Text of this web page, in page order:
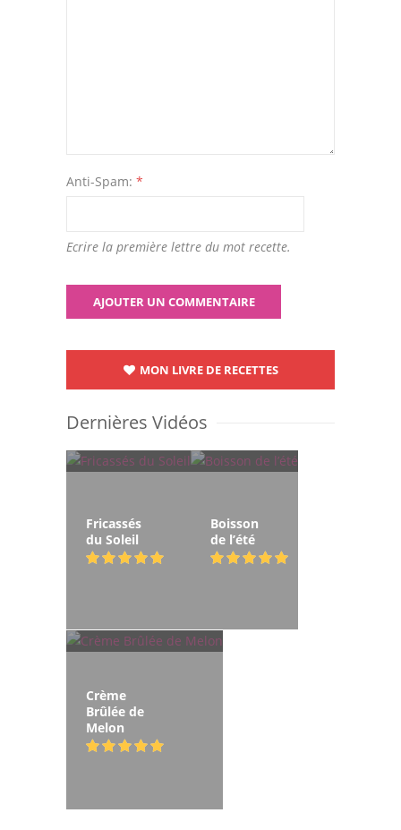
Anti-Spam: *
Ecrire la première lettre du mot recette.
MON LIVRE DE RECETTES
Dernières Vidéos
Fricassés
du Soleil
Boisson
de l’été
Crème
Brûlée de
Melon